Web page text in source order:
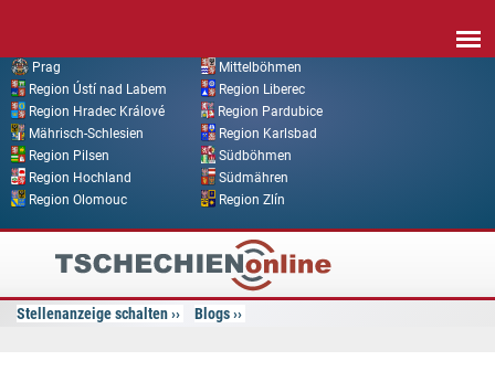
Prag
Mittelböhmen
Region Ústí nad Labem
Region Liberec
Region Hradec Králové
Region Pardubice
Mährisch-Schlesien
Region Karlsbad
Region Pilsen
Südböhmen
Region Hochland
Südmähren
Region Olomouc
Region Zlín
Tschechien
Online
Stellenanzeige schalten Blogs